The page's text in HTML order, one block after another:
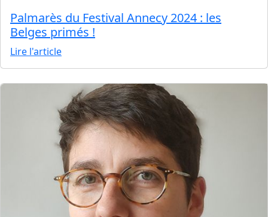
Palmarès du Festival Annecy 2024 : les
Belges primés !
Lire l'article